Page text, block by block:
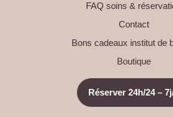
FAQ soins &
Contact
Bons cadeaux institut de
Boutique
Réserver 24h/24 –